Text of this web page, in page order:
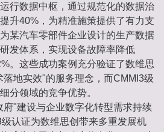
行数据中枢，通过规范化的数据治
升40%，为精准施策提供了有力支
某汽车零部件企业设计的生产数据
发体系，实现设备故障率降低
。这些成功案例充分验证了数维思
地实效"的服务理念，而CMMI3级
分领域的竞争优势。
"建设与企业数字化转型需求持续
认证为数维思创带来多重发展机